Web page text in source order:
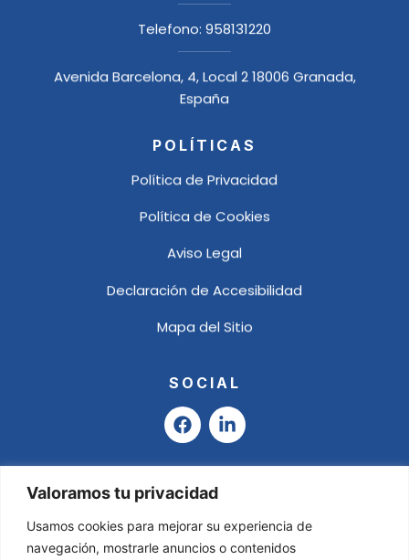
Valoramos tu privacidad
Usamos cookies para mejorar su experiencia de
navegación, mostrarle anuncios o contenidos
Telefono: 958131220
Avenida Barcelona, 4, Local 2 18006 Granada,
España
POLÍTICAS
Política de Privacidad
Política de Cookies
Aviso Legal
Declaración de Accesibilidad
Mapa del Sitio
SOCIAL
F
a
e
b
o
o
k
L
i
k
i
n